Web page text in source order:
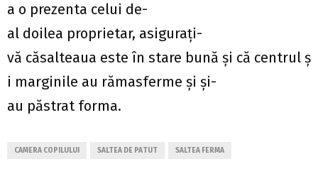
a o prezenta celui de-
al doilea proprietar, asigurați-
vă căsalteaua este în stare bună și că centrul ș
i marginile au rămasferme și și-
au păstrat forma.
CAMERA COPILULUI SALTEA DE PATUT SALTEA FERMA